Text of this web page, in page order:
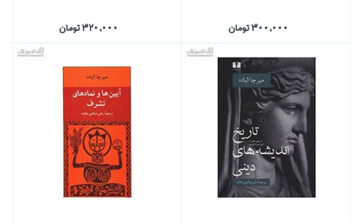
300,000 تومان 320,000 تومان